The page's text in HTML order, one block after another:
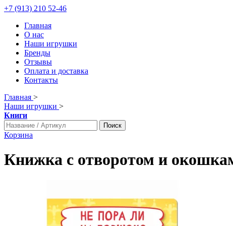
+7 (913) 210 52-46
Главная
О нас
Наши игрушки
Бренды
Отзывы
Оплата и доставка
Контакты
Главная >
Наши игрушки >
Книги
Поиск
Корзина
Книжка с отворотом и